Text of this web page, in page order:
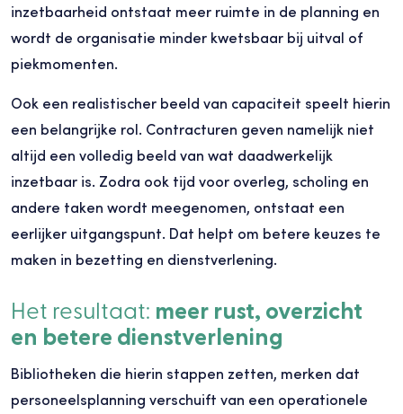
inzetbaarheid ontstaat meer ruimte in de planning en
wordt de organisatie minder kwetsbaar bij uitval of
piekmomenten.
Ook een realistischer beeld van capaciteit speelt hierin
een belangrijke rol. Contracturen geven namelijk niet
altijd een volledig beeld van wat daadwerkelijk
inzetbaar is. Zodra ook tijd voor overleg, scholing en
andere taken wordt meegenomen, ontstaat een
eerlijker uitgangspunt. Dat helpt om betere keuzes te
maken in bezetting en dienstverlening.
Het resultaat: meer rust, overzicht
en betere dienstverlening
Bibliotheken die hierin stappen zetten, merken dat
personeelsplanning verschuift van een operationele